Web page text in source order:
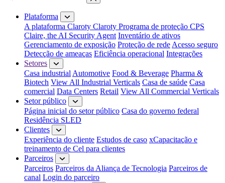
Fechar menu
Plataforma
A plataforma Claroty Claroty Programa de proteção CPS
Claire, the AI Security Agent Inventário de ativos
Gerenciamento de exposição Proteção de rede Acesso seguro
Detecção de ameaças Eficiência operacional Integrações
Setores
Casa industrial Automotive Food & Beverage Pharma &
Biotech View All Industrial Verticals Casa de saúde Casa
comercial Data Centers Retail View All Commercial Verticals
Setor público
Página inicial do setor público Casa do governo federal
Residência SLED
Clientes
Experiência do cliente Estudos de caso xCapacitação e
treinamento de Cel para clientes
Parceiros
Parceiros Parceiros da Aliança de Tecnologia Parceiros de
canal Login do parceiro